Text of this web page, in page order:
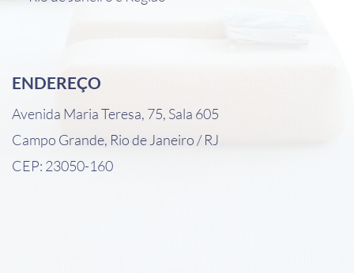
ENDEREÇO
Avenida Maria Teresa, 75, Sala 605
Campo Grande, Rio de Janeiro / RJ
CEP: 23050-160